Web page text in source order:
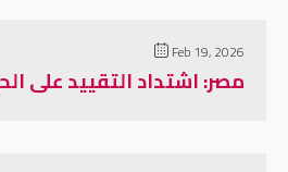
Feb 19, 2026
مصر: اشتداد التقييد على